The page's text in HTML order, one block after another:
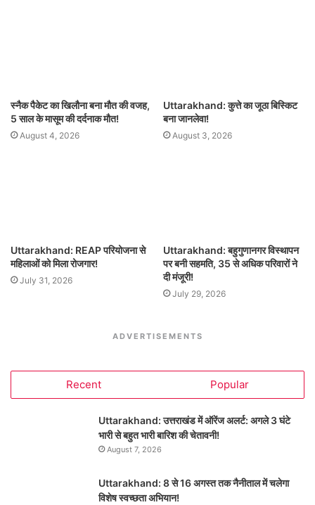
स्नैक पैकेट का खिलौना बना मौत की वजह,
5 साल के मासूम की दर्दनाक मौत!
August 4, 2026
Uttarakhand: कुत्ते का जूठा बिस्किट
बना जानलेवा!
August 3, 2026
Uttarakhand: REAP परियोजना से
महिलाओं को मिला रोजगार!
July 31, 2026
Uttarakhand: बहुगुणानगर विस्थापन
पर बनी सहमति, 35 से अधिक परिवारों ने
दी मंजूरी!
July 29, 2026
ADVERTISEMENTS
Recent Popular
Uttarakhand: उत्तराखंड में ऑरेंज अलर्ट: अगले 3 घंटे
भारी से बहुत भारी बारिश की चेतावनी!
August 7, 2026
Uttarakhand: 8 से 16 अगस्त तक नैनीताल में चलेगा
विशेष स्वच्छता अभियान!